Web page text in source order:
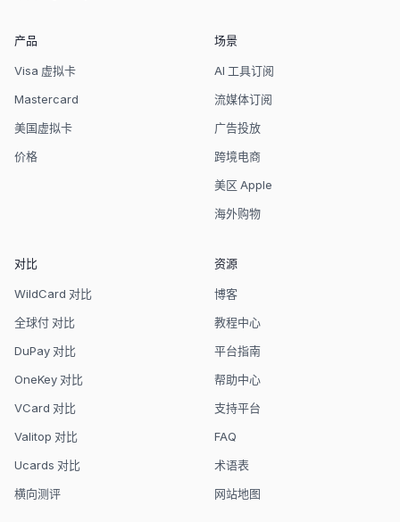
产品
Visa 虚拟卡
Mastercard
美国虚拟卡
价格
场景
AI 工具订阅
流媒体订阅
广告投放
跨境电商
美区 Apple
海外购物
对比
WildCard 对比
全球付 对比
DuPay 对比
OneKey 对比
VCard 对比
Valitop 对比
Ucards 对比
横向测评
资源
博客
教程中心
平台指南
帮助中心
支持平台
FAQ
术语表
网站地图